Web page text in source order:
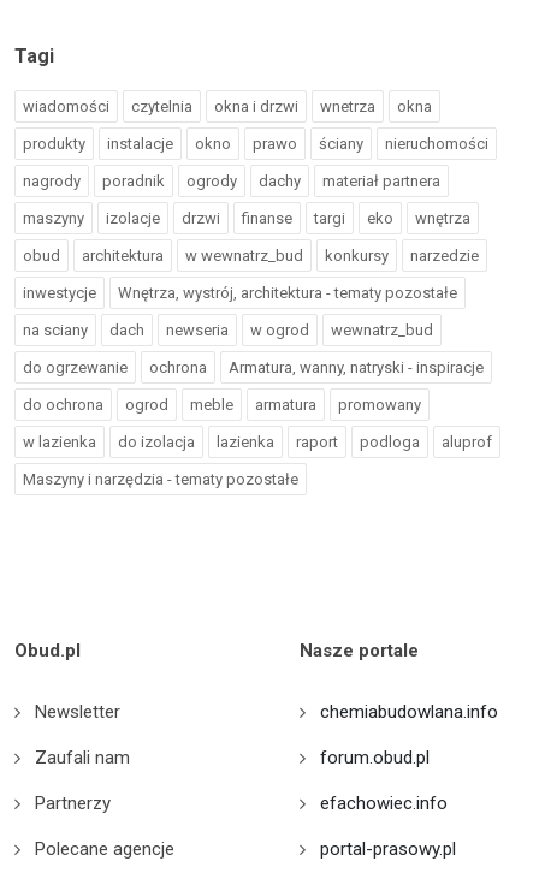
Tagi
wiadomości czytelnia okna i drzwi wnetrza okna
produkty instalacje okno prawo ściany nieruchomości
nagrody poradnik ogrody dachy materiał partnera
maszyny izolacje drzwi finanse targi eko wnętrza
obud architektura w wewnatrz_bud konkursy narzedzie
inwestycje Wnętrza, wystrój, architektura - tematy pozostałe
na sciany dach newseria w ogrod wewnatrz_bud
do ogrzewanie ochrona Armatura, wanny, natryski - inspiracje
do ochrona ogrod meble armatura promowany
w lazienka do izolacja lazienka raport podloga aluprof
Maszyny i narzędzia - tematy pozostałe
Obud.pl
Newsletter
Zaufali nam
Partnerzy
Polecane agencje
Nasze portale
chemiabudowlana.info
forum.obud.pl
efachowiec.info
portal-prasowy.pl